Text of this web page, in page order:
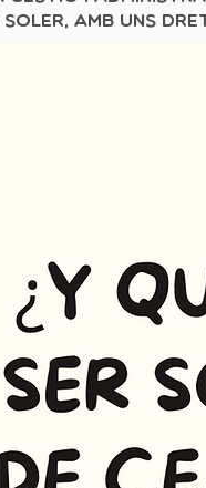
Soler, amb uns